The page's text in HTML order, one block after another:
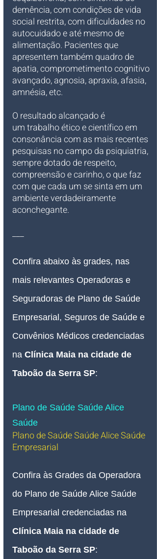
demência, com condições de vida
social restrita, com dificuldades no
autocuidado e até mesmo de
alimentação. Pacientes que
apresentem também quadro de
apatia, comprometimento cognitivo
avançado, agnosia, apraxia, afasia,
amnésia, etc.
O resultado alcançado é
um trabalho ético e científico em
consonância com as mais recentes
pesquisas no campo da psiquiatria,
sempre dotado de respeito,
compreensão e carinho, o que faz
com que cada um se sinta em um
ambiente verdadeiramente
aconchegante.
___
Confira abaixo às grades, nas
mais relevantes Operadoras e
Seguradoras de Plano de Saúde
Empresarial, Seguros de Saúde e
Convênios Médicos credenciadas
na Clínica Maia na cidade de
Taboão da Serra SP:
Plano de Saúde Saúde Alice
Saúde
Plano de Saúde Saúde Alice Saúde
Empresarial
Confira às Grades da Operadora
do Plano de Saúde Alice Saúde
Empresarial credenciadas na
Clínica Maia na cidade de
Taboão da Serra SP: